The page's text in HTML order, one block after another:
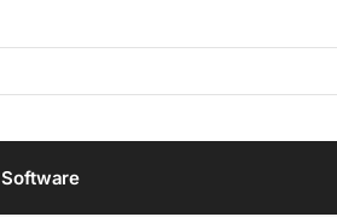
Software